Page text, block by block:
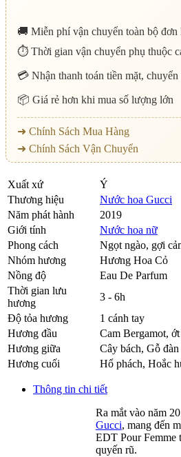
🚚 Miễn phí vận chuyển toàn bộ đơn
⏱️ Thời gian vận chuyển phụ thuộc
💳 Nhận thanh toán tiền mặt,
📦 Giá rẻ hơn khi mua số lượng lớn
➜ Chính Sách Mua Hàng
➜ Chính Sách Vận Chuyển
Xuất xứ
Ý
Thương hiệu
Nước hoa Gucci
Năm phát hành
2019
Giới tính
Nước hoa nữ
Phong cách
Ngọt ngào, gợi
Nhóm hương
Hương Hoa Cỏ
Nồng độ
Eau De Parfum
Thời gian lưu
hương
3 - 6h
Độ tỏa hương
1 cánh tay
Hương đầu
Cam Bergamot,
Hương giữa
Cây bách, Gỗ
Hương cuối
Hổ phách, Hoắc
Thông tin chi tiết
Ra mắt vào năm
Gucci, mang đến
EDT Pour Femme
quyến rũ.